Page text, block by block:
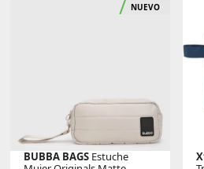
NUEVO
BUBBA BAGS Estuche